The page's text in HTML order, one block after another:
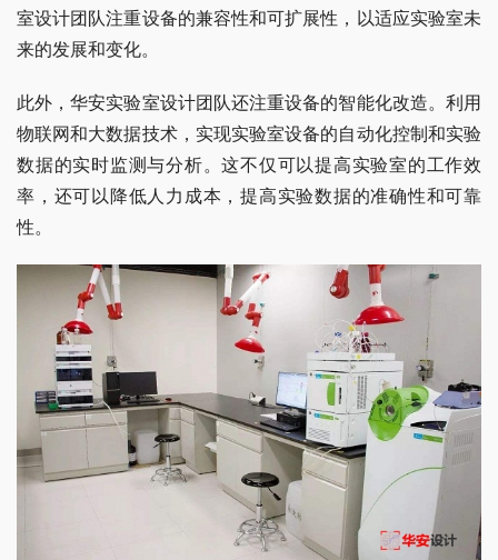
室设计团队注重设备的兼容性和可扩展性，以适应实验室未
来的发展和变化。
此外，华安实验室设计团队还注重设备的智能化改造。利用
物联网和大数据技术，实现实验室设备的自动化控制和实验
数据的实时监测与分析。这不仅可以提高实验室的工作效
率，还可以降低人力成本，提高实验数据的准确性和可靠
性。